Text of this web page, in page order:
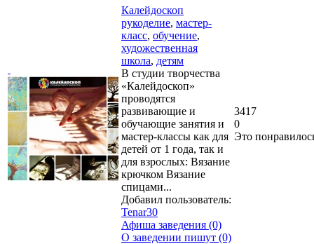
Калейдоскоп
рукоделие, мастер-
класс, обучение,
художественная
школа, детям
В студии творчества
«Калейдоскоп»
проводятся
развивающие и
обучающие занятия и
мастер-классы как для
детей от 1 года, так и
для взрослых: Вязание
крючком Вязание
спицами...
Добавил пользователь:
Tenar30
Афиша заведения (0)
О заведении пишут (0)
3417
0
Это